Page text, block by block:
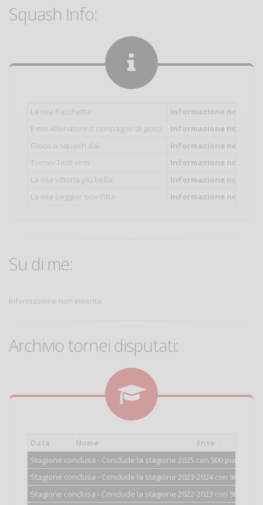
Squash Info:
La mia Racchetta:
Informazione non
Il mio Allenatore o compagno di gioco:
Informazione non
Gioco a squash dal:
Informazione non
Tornei/Titoli vinti:
Informazione non
La mia vittoria più bella:
Informazione non
La mia peggior sconfitta:
Informazione non
Su di me:
Informazione non inserita
Archivio tornei disputati:
Data Nome Ente
Stagione conclusa - Conclude la stagione 2025 con 900 punti.
Stagione conclusa - Conclude la stagione 2023-2024 con 900 punti.
Stagione conclusa - Conclude la stagione 2022-2023 con 900 punti.